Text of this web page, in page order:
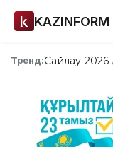
KAZINFORM
Тренд:Сайлау-2026